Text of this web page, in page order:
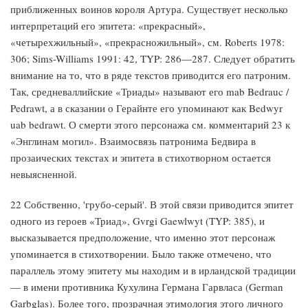
приближенных воинов короля Артура. Существует несколько
интерпретаций его эпитета: «прекрасный»,
«четырехжильный», «прекрасножильный», см. Roberts 1978:
306; Sims-Williams 1991: 42, TYP: 286—287. Следует обратить
внимание на то, что в ряде текстов приводится его патроним.
Так, средневаллийские «Триады» называют его mab Bedrauc /
Pedrawt, а в сказании о Герайнте его упоминают как Bedwyr
uab bedrawt. О смерти этого персонажа см. комментарий 23 к
«Энглинам могил». Взаимосвязь патронима Бедвира в
прозаических текстах и эпитета в стихотворном остается
невыясненной.
22 Собственно, 'грубо-серый'. В этой связи приводится эпитет
одного из героев «Триад», Gvrgi Gaewlwyt (TYP: 385), и
высказывается предположение, что именно этот персонаж
упоминается в стихотворении. Было также отмечено, что
параллель этому эпитету мы находим и в ирландской традиции
— в имени противника Кухулина Германа Гарвласа (German
Garbglas). Более того, прозрачная этимология этого личного